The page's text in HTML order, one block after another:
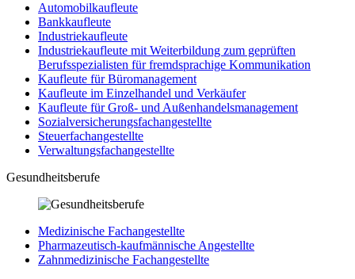
Automobilkaufleute
Bankkaufleute
Industriekaufleute
Industriekaufleute mit Weiterbildung zum geprüften
Berufsspezialisten für fremdsprachige Kommunikation
Kaufleute für Büromanagement
Kaufleute im Einzelhandel und Verkäufer
Kaufleute für Groß- und Außenhandelsmanagement
Sozialversicherungsfachangestellte
Steuerfachangestellte
Verwaltungsfachangestellte
Gesundheitsberufe
Medizinische Fachangestellte
Pharmazeutisch-kaufmännische Angestellte
Zahnmedizinische Fachangestellte